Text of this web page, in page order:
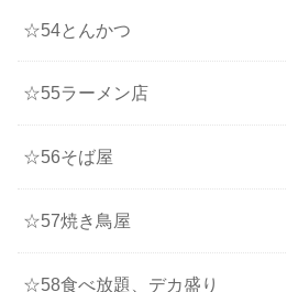
☆54とんかつ
☆55ラーメン店
☆56そば屋
☆57焼き鳥屋
☆58食べ放題、デカ盛り